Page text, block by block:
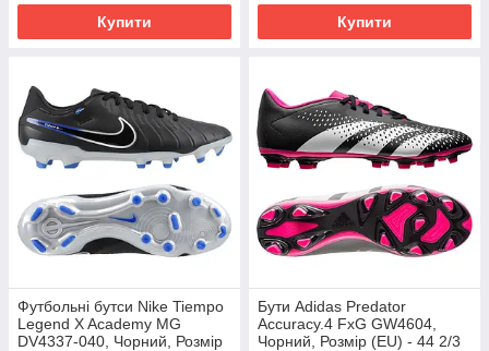
Купити Купити
Футбольні бутси Nike Tiempo
Legend X Academy MG
DV4337-040, Чорний, Розмір
Бути Adidas Predator
Accuracy.4 FxG GW4604,
Чорний, Розмір (EU) - 44 2/3